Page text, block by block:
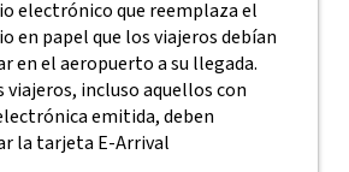
electrónico que reemplaza el
en papel que los viajeros debían
en el aeropuerto a su llegada.
viajeros, incluso aquellos con
emitida, deben
la tarjeta E-Arrival